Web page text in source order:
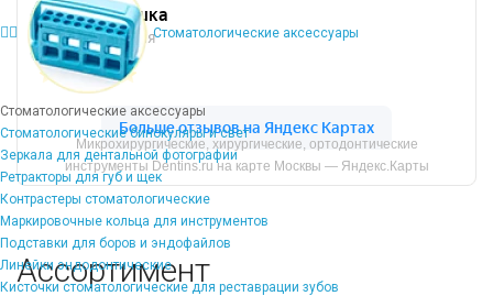
Стоматологические аксессуары
Стоматологические аксессуары
Стоматологические бинокуляры и свет
Зеркала для дентальной фотографии
Ретракторы для губ и щек
Контрастеры стоматологические
Маркировочные кольца для инструментов
Подставки для боров и эндофайлов
Линейки эндодонтические
Кисточки стоматологические для реставрации зубов
Микрохирургические, хирургические, ортодонтические
инструменты Dentins.ru на карте Москвы — Яндекс.Карты
Ассортимент